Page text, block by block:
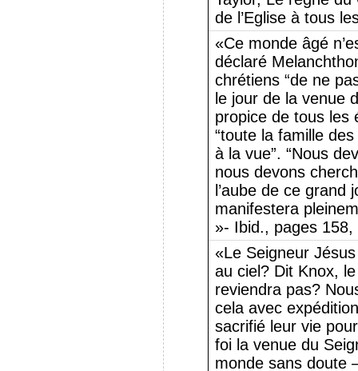
de l’Eglise à tous
«Ce monde âgé
déclaré
chrétiens “de ne
le jour de la venue
propice de tous les
“toute la famille
à la vue”. “Nous
nous devons
l’aube de ce grand
manifestera
»- Ibid., pages
«Le Seigneur
au ciel? Dit Knox,
reviendra pas?
cela avec
sacrifié leur vie
foi la venue du
monde sans doute